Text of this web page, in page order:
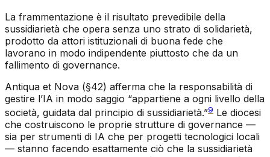
La frammentazione è il risultato prevedibile della
sussidiarietà che opera senza uno strato di solidarietà,
prodotto da attori istituzionali di buona fede che
lavorano in modo indipendente piuttosto che da un
fallimento di governance.
Antiqua et Nova (§42) afferma che la responsabilità di
gestire l’IA in modo saggio “appartiene a ogni livello della
società, guidata dal principio di sussidiarietà.”9 Le diocesi
che costruiscono le proprie strutture di governance —
sia per strumenti di IA che per progetti tecnologici locali
— stanno facendo esattamente ciò che la sussidiarietà